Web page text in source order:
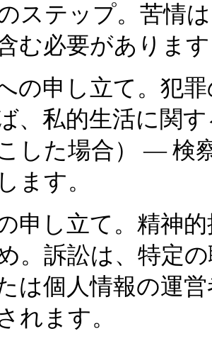
ステップ。苦情
む必要がありま
の申し立て。犯
、私的生活に関
した場合） — 検
ます。
申し立て。精神
。訴訟は、特定
は個人情報の運
れます。